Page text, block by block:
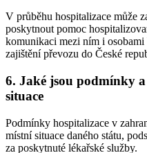
V průběhu hospitalizace může
poskytnout pomoc
komunikaci mezi ním i
zajištění převozu do České
6. Jaké jsou podmínky
situace
Podmínky hospitalizace v
místní situace daného státu,
za poskytnuté lékařské služby.